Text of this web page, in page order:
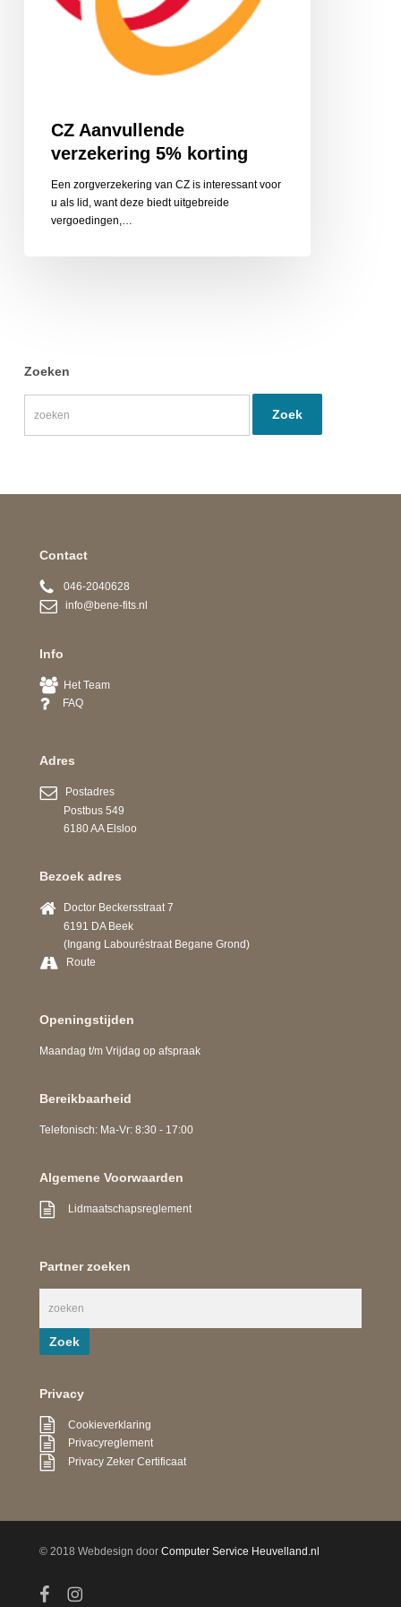
CZ Aanvullende
verzekering 5% korting
Een zorgverzekering van CZ is interessant voor
u als lid, want deze biedt uitgebreide
vergoedingen,…
Zoeken
Contact
046-2040628
info@bene-fits.nl
Info
Het Team
FAQ
Adres
Postadres
Postbus 549
6180 AA Elsloo
Bezoek adres
Doctor Beckersstraat 7
6191 DA Beek
(Ingang Labouréstraat Begane Grond)
Route
Openingstijden
Maandag t/m Vrijdag op afspraak
Bereikbaarheid
Telefonisch: Ma-Vr: 8:30 - 17:00
Algemene Voorwaarden
Lidmaatschapsreglement
Partner zoeken
Privacy
Cookieverklaring
Privacyreglement
Privacy Zeker Certificaat
© 2018 Webdesign doorComputer Service Heuvelland.nl
facebookinstagram